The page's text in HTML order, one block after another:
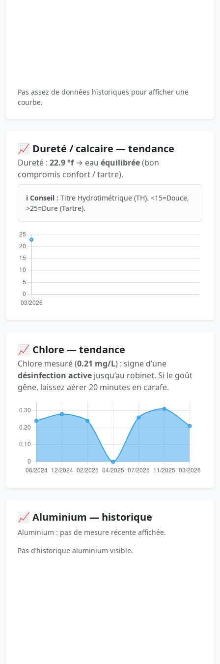
Pas assez de données historiques pour afficher une
courbe.
📈 Dureté / calcaire — tendance
Dureté : 22.9 °f→ eau équilibrée(bon
compromis confort / tartre).
ℹ️ Conseil : Titre Hydrotimétrique (TH). <15=Douce,
>25=Dure (Tartre).
📈 Chlore — tendance
Chlore mesuré (0.21 mg/L) : signe d’une
désinfection active jusqu’au robinet. Si le goût
gêne, laissez aérer 20 minutes en carafe.
📈 Aluminium — historique
Aluminium : pas de mesure récente affichée.
Pas d’historique aluminium visible.